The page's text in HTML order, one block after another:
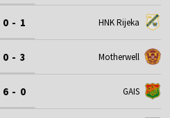
0 - 1 HNK Rijeka
0 - 3 Motherwell
6 - 0 GAIS